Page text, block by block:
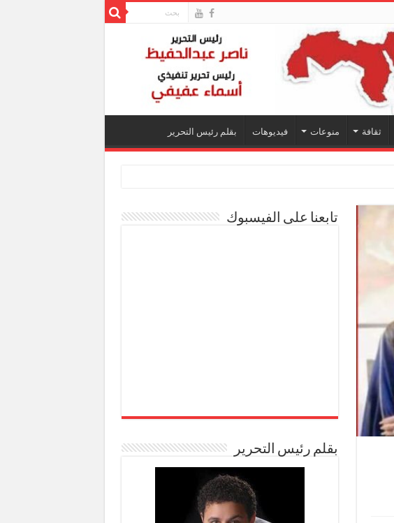
ثقافة منوعات فيديوهات بقلم رئيس التحرير
تابعنا على الفيسبوك
بقلم رئيس التحرير